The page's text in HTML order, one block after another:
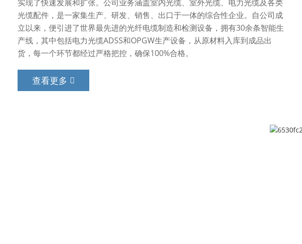
实现了快速发展和扩张。公司业务涵盖室内光缆、室外光缆、电力光缆及各类
光缆配件，是一家集生产、研发、销售、出口于一体的综合性企业。自公司成
立以来，便引进了世界最先进的光纤电缆制造和检测设备，拥有30余条智能生
产线，其中包括电力光缆ADSS和OPGW生产设备，从原材料入库到成品出
货，每一个环节都经过严格把控，确保100%合格。
查看更多